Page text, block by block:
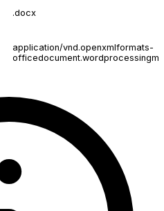
.docx
application/vnd.openxmlformats-